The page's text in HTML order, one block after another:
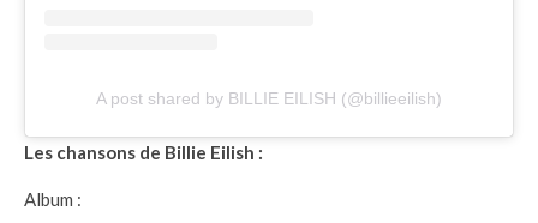
A post shared by BILLIE EILISH (@billieeilish)
Les chansons de Billie Eilish :
Album :